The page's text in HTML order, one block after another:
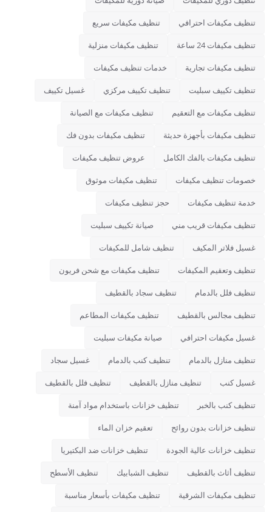
تنظيف مكيفات احترافي تنظيف مكيفات سريع
تنظيف مكيفات 24 ساعة تنظيف مكيفات منزلية
تنظيف مكيفات تجارية خدمات تنظيف مكيفات
تنظيف تكييف سبليت تنظيف تكييف مركزي غسيل تكييف
تنظيف مكيفات مع التعقيم تنظيف مكيفات مع الصيانة
تنظيف مكيفات بأجهزة حديثة تنظيف مكيفات بدون فك
تنظيف مكيفات بالفك الكامل عروض تنظيف مكيفات
خصومات تنظيف مكيفات تنظيف مكيفات موثوق
خدمة تنظيف مكيفات حجز تنظيف مكيفات
تنظيف مكيفات قريب مني صيانة تكييف سبليت
غسيل فلاتر المكيف تنظيف شامل للمكيفات
تنظيف وتعقيم المكيفات تنظيف مكيفات مع شحن فريون
تنظيف فلل بالدمام تنظيف سجاد بالقطيف
تنظيف مجالس بالقطيف تنظيف مكيفات المطاعم
غسيل مكيفات احترافي صيانة مكيفات سبليت
تنظيف منازل بالدمام تنظيف كنب بالدمام غسيل سجاد
غسيل كنب تنظيف منازل بالقطيف تنظيف فلل بالقطيف
تنظيف كنب بالخبر تنظيف خزانات باستخدام مواد آمنة
تنظيف خزانات بدون روائح تعقيم خزان الماء
تنظيف خزانات عالية الجودة تنظيف خزانات ضد البكتيريا
تنظيف أثاث بالقطيف تنظيف الشبابيك تنظيف الأسطح
تنظيف مكيفات الشرقية تنظيف مكيفات بأسعار مناسبة